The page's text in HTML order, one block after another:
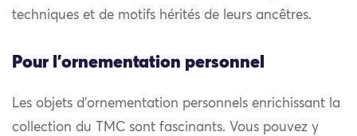
techniques et de motifs hérités de leurs ancêtres.
Pour l'ornementation personnel
Les objets d’ornementation personnels enrichissant la
collection du TMC sont fascinants. Vous pouvez y